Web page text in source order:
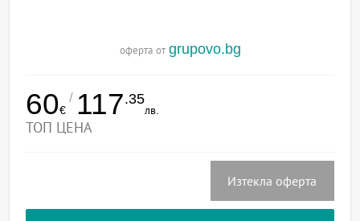
оферта от grupovo.bg
60€
/ 117.35
лв.
ТОП ЦЕНА
Изтекла оферта